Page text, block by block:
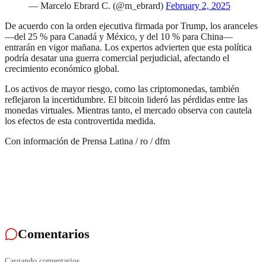
— Marcelo Ebrard C. (@m_ebrard) February 2, 2025
De acuerdo con la orden ejecutiva firmada por Trump, los aranceles
—del 25 % para Canadá y México, y del 10 % para China—
entrarán en vigor mañana. Los expertos advierten que esta política
podría desatar una guerra comercial perjudicial, afectando el
crecimiento económico global.
Los activos de mayor riesgo, como las criptomonedas, también
reflejaron la incertidumbre. El bitcoin lideró las pérdidas entre las
monedas virtuales. Mientras tanto, el mercado observa con cautela
los efectos de esta controvertida medida.
Con información de Prensa Latina / ro / dfm
Comentarios